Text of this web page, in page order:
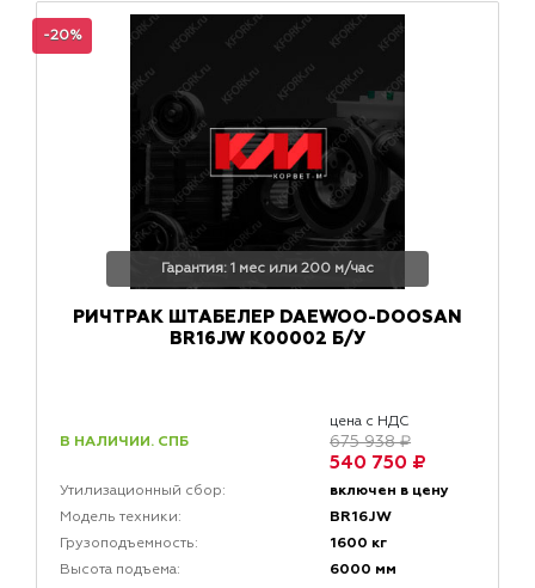
-20%
Гарантия: 1 мес или 200 м/час
РИЧТРАК ШТАБЕЛЕР DAEWOO-DOOSAN
BR16JW K00002 Б/У
В НАЛИЧИИ. СПБ
цена с НДС
675 938 ₽
540 750 ₽
Утилизационный сбор: включен в цену
Модель техники: BR16JW
Грузоподъемность: 1600 кг
Высота подъема: 6000 мм